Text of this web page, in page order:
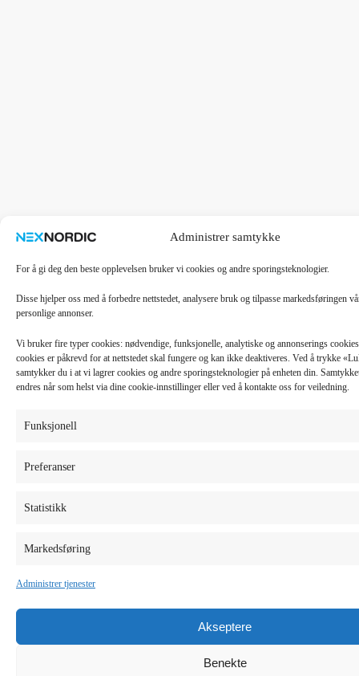
Administrer samtykke
For å gi deg den beste opplevelsen bruker vi cookies og andre sporingsteknologier.
Disse hjelper oss med å forbedre nettstedet, analysere bruk og tilpasse markedsføringen
personlige annonser.
Vi bruker fire typer cookies: nødvendige, funksjonelle, analytiske og annonserings
cookies er påkrevd for at nettstedet skal fungere og kan ikke deaktiveres. Ved å trykke
samtykker du i at vi lagrer cookies og andre sporingsteknologier på enheten din.
endres når som helst via dine cookie-innstillinger eller ved å kontakte oss for veiledning.
Funksjonell
Preferanser
Statistikk
Markedsføring
Administrer tjenester
Akseptere
Benekte